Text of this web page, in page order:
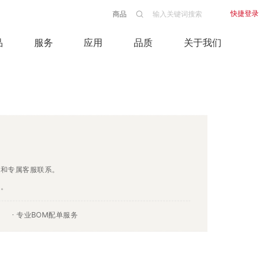
服务 应用 品质 关于我们
商品 快捷登录
专属客服联系。
专业BOM配单服务